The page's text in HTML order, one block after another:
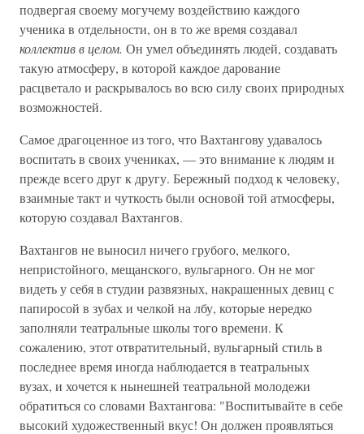
подвергая своему могучему воздействию каждого
ученика в отдельности, он в то же время создавал
коллектив в целом. Он умел объединять людей, создавать
такую атмосферу, в которой каждое дарование
расцветало и раскрывалось во всю силу своих природных
возможностей.
Самое драгоценное из того, что Вахтангову удавалось
воспитать в своих учениках, — это внимание к людям и
прежде всего друг к другу. Бережный подход к человеку,
взаимные такт и чуткость были основой той атмосферы,
которую создавал Вахтангов.
Вахтангов не выносил ничего грубого, мелкого,
непристойного, мещанского, вульгарного. Он не мог
видеть у себя в студии развязных, накрашенных девиц с
папиросой в зубах и челкой на лбу, которые нередко
заполняли театральные школы того времени. К
сожалению, этот отвратительный, вульгарный стиль в
последнее время иногда наблюдается в театральных
вузах, и хочется к нынешней театральной молодежи
обратиться со словами Вахтангова: "Воспитывайте в себе
высокий художественный вкус! Он должен проявляться